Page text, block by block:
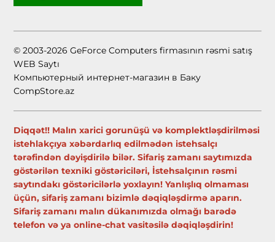
© 2003-2026 GeForce Computers firmasının rəsmi satış
WEB Saytı
Компьютерный интернет-магазин в Баку
CompStore.az
Diqqət!! Malın xarici gorunüşü və komplektləşdirilməsi
istehlakçıya xəbərdarlıq edilmədən istehsalçı
tərəfindən dəyişdirilə bilər. Sifariş zamanı saytımızda
göstərilən texniki göstəriciləri, İstehsalçının rəsmi
saytındakı göstəricilərlə yoxlayın! Yanlışlıq olmaması
üçün, sifariş zamanı bizimlə dəqiqləşdirmə aparın.
Sifariş zamanı malın dükanımızda olmağı barədə
telefon və ya online-chat vasitəsilə dəqiqləşdirin!